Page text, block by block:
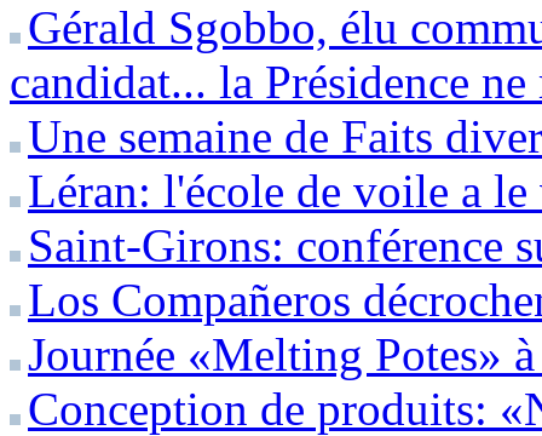
Gérald Sgobbo, élu
candidat... la Présidence
Une semaine de Faits
Léran: l'école de voile a le
Saint-Girons: conférence
Los Compañeros
Journée «Melting Potes»
Conception de produits: